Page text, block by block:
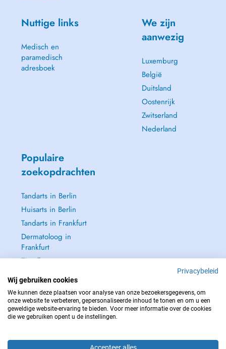
Nuttige links
Medisch en
paramedisch
adresboek
We zijn
aanwezig
Luxemburg
België
Duitsland
Oostenrijk
Zwitserland
Nederland
Populaire
zoekopdrachten
Tandarts in Berlin
Huisarts in Berlin
Tandarts in Frankfurt
Dermatoloog in
Frankfurt
Zie alle →
NEEM IN GEVAL VAN NOOD CONTACT OP MET : 112
Privacybeleid
Wij gebruiken cookies
We kunnen deze plaatsen voor analyse van onze bezoekersgegevens, om
onze website te verbeteren, gepersonaliseerde inhoud te tonen en om u een
geweldige website-ervaring te bieden. Voor meer informatie over de cookies
die we gebruiken opent u de instellingen.